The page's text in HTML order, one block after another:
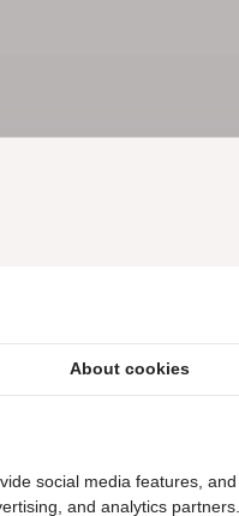
About cookies
social media features,
and analytics